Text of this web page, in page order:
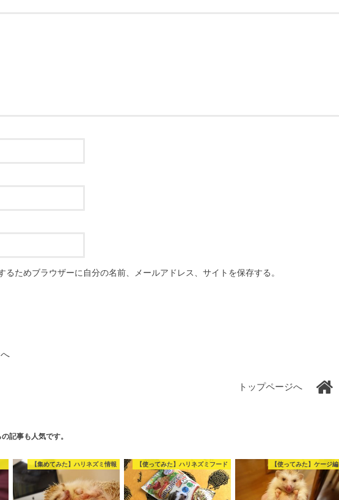
るためブラウザーに自分の名前、メールアドレス、サイトを保存する。
トップページへ
記事も人気です。
【集めてみた】ハリネズミ情報 【使ってみた】ハリネズミフード 【使ってみた】ケージ編